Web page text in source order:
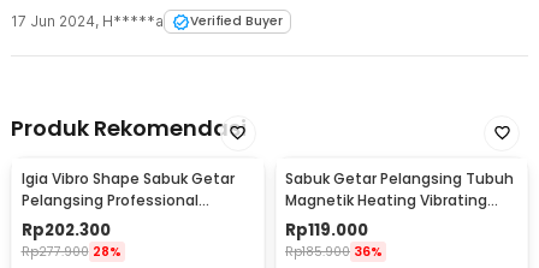
17 Jun 2024, H*****a Verified Buyer
Produk Rekomendasi
Igia Vibro Shape Sabuk Getar
Pelangsing Professional
Slimming 55W - MC0138
Rp202.300
Rp277.900 28%
Sabuk Getar Pelangsing Tubuh
Magnetik Heating Vibrating
Belt Massager - X5
Rp119.000
Rp185.900 36%